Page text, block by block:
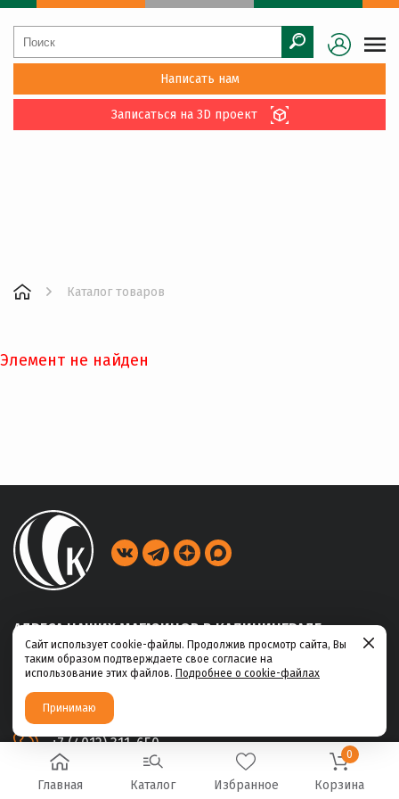
Написать нам
Записаться на 3D проект
Каталог товаров
Элемент не найден
АДРЕСА НАШИХ МАГАЗИНОВ В КАЛИНИНГРАДЕ
ул. Габайдулина, 39
+7 (4012) 311-456
ул. Ю.Маточкина, 2а
+7 (4012) 311-650
Главная Каталог Избранное
0
Корзина
Сайт использует cookie-файлы. Продолжив просмотр сайта, Вы
таким образом подтверждаете свое согласие на
использование этих файлов. Подробнее о cookie-файлах
Принимаю